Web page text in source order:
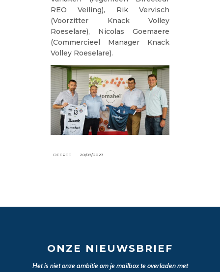
REO Veiling), Rik Vervisch
(Voorzitter Knack Volley
Roeselare), Nicolas Goemaere
(Commercieel Manager Knack
Volley Roeselare).
DEEPEE 20/09/2023
ONZE NIEUWSBRIEF
Het is niet onze ambitie om je mailbox te overladen met